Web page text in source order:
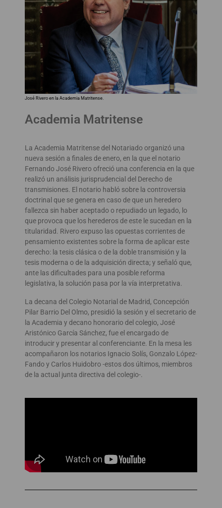
José Rivero en la Academia Matritense.
Academia Matritense
La Academia Matritense del Notariado organizó una
nueva sesión a finales de enero, en la que el notario
Fernando José Rivero ofreció una conferencia en la que
realizó un análisis jurisprudencial del Derecho de
transmisiones. El notario habló sobre la controversia
doctrinal que se genera en caso de que un heredero
fallezca sin haber aceptado o repudiado un legado, lo
que provoca que los herederos de este le sucedan en la
titularidad. Rivero expuso las opuestas corrientes de
pensamiento existentes sobre la forma de aplicar este
derecho: la tesis clásica o de la doble transmisión y la
tesis moderna o de la adquisición directa; y señaló que,
ante las dificultades para una posible reforma
legislativa, la solución pasa por la vía interpretativa.
La decana del Colegio Notarial de Madrid, Concepción
Pilar Barrio Del Olmo, presidió la sesión y el secretario de
la Academia y decano honorario del colegio, José
Aristónico García Sánchez, fue el encargado de
introducir y presentar al conferenciante. En la mesa les
acompañaron los notarios Ignacio Solís, Gonzalo López-
Fando y Carlos Huidobro -estos dos últimos, miembros
de la actual junta directiva del colegio-.